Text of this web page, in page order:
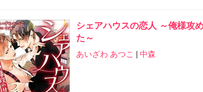
シェアハウスの恋人 ～俺様攻
た～
あいざわ あつこ 中森